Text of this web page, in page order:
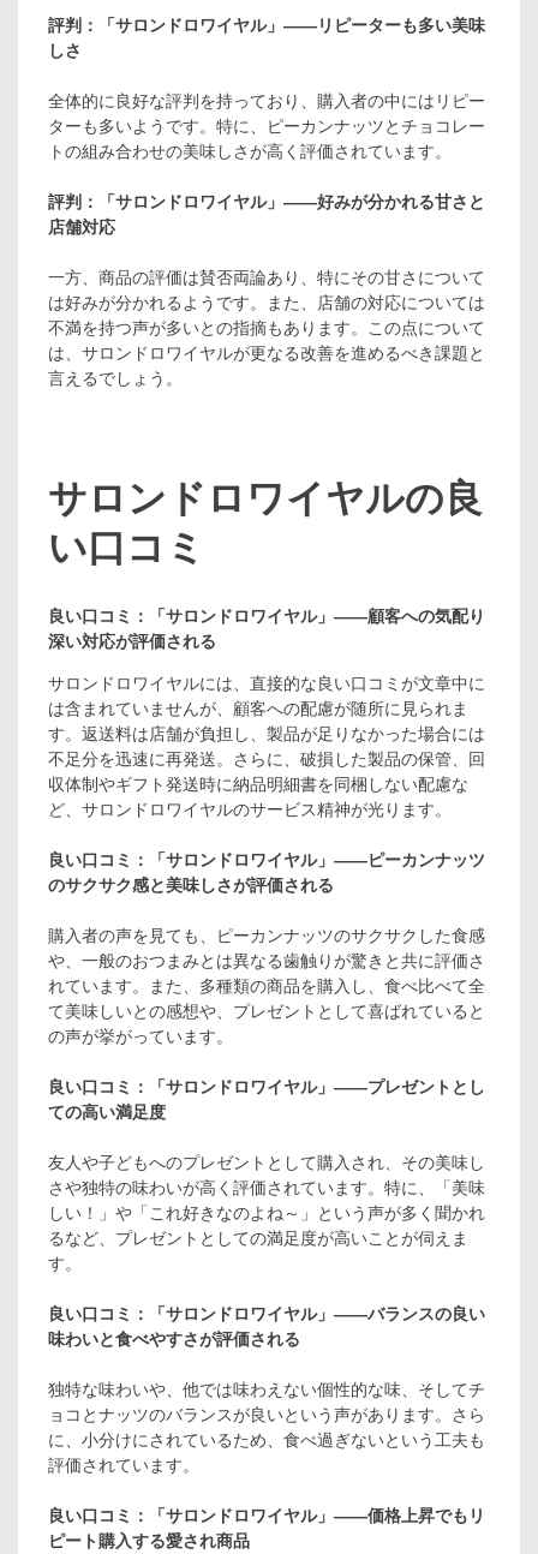
評判：「サロンドロワイヤル」――リピーターも多い美味
しさ
全体的に良好な評判を持っており、購入者の中にはリピー
ターも多いようです。特に、ピーカンナッツとチョコレー
トの組み合わせの美味しさが高く評価されています。
評判：「サロンドロワイヤル」――好みが分かれる甘さと
店舗対応
一方、商品の評価は賛否両論あり、特にその甘さについて
は好みが分かれるようです。また、店舗の対応については
不満を持つ声が多いとの指摘もあります。この点について
は、サロンドロワイヤルが更なる改善を進めるべき課題と
言えるでしょう。
サロンドロワイヤルの良
い口コミ
良い口コミ：「サロンドロワイヤル」――顧客への気配り
深い対応が評価される
サロンドロワイヤルには、直接的な良い口コミが文章中に
は含まれていませんが、顧客への配慮が随所に見られま
す。返送料は店舗が負担し、製品が足りなかった場合には
不足分を迅速に再発送。さらに、破損した製品の保管、回
収体制やギフト発送時に納品明細書を同梱しない配慮な
ど、サロンドロワイヤルのサービス精神が光ります。
良い口コミ：「サロンドロワイヤル」――ピーカンナッツ
のサクサク感と美味しさが評価される
購入者の声を見ても、ピーカンナッツのサクサクした食感
や、一般のおつまみとは異なる歯触りが驚きと共に評価さ
れています。また、多種類の商品を購入し、食べ比べて全
て美味しいとの感想や、プレゼントとして喜ばれていると
の声が挙がっています。
良い口コミ：「サロンドロワイヤル」――プレゼントとし
ての高い満足度
友人や子どもへのプレゼントとして購入され、その美味し
さや独特の味わいが高く評価されています。特に、「美味
しい！」や「これ好きなのよね～」という声が多く聞かれ
るなど、プレゼントとしての満足度が高いことが伺えま
す。
良い口コミ：「サロンドロワイヤル」――バランスの良い
味わいと食べやすさが評価される
独特な味わいや、他では味わえない個性的な味、そしてチ
ョコとナッツのバランスが良いという声があります。さら
に、小分けにされているため、食べ過ぎないという工夫も
評価されています。
良い口コミ：「サロンドロワイヤル」――価格上昇でもリ
ピート購入する愛され商品